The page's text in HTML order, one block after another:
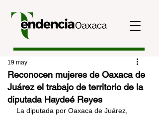
Reconocen mujeres de Oaxaca de
Juárez el trabajo de territorio de la
diputada Haydeé Reyes
19 may
La diputada por Oaxaca de Juárez,